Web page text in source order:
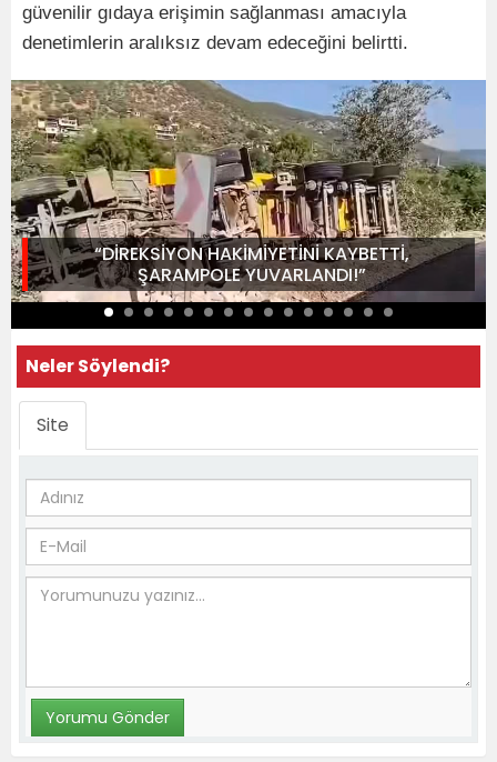
güvenilir gıdaya erişimin sağlanması amacıyla
denetimlerin aralıksız devam edeceğini belirtti.
“DİREKSİYON HAKİMİYETİNİ KAYBETTİ,
ŞARAMPOLE YUVARLANDI!”
Neler Söylendi?
Site